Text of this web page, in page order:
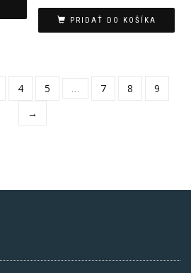
189.00€.
PRIDAŤ DO KOŠÍKA
4 5 … 7 8
9
→